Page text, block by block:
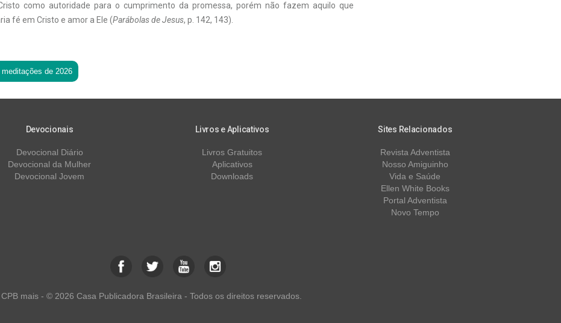
como autoridade para o cumprimento da promessa, porém não fazem aquilo que
fé em Cristo e amor a Ele (Parábolas de Jesus, p. 142, 143).
meditações de 2026
Devocionais
Devocional Diário
Devocional da Mulher
Devocional Jovem
Livros e Aplicativos
Livros Gratuitos
Aplicativos
Downloads
Sites Relacionados
Revista Adventista
Nosso Amiguinho
Vida e Saúde
Ellen White Books
Portal Adventista
Novo Tempo
CPB mais - © 2026 Casa Publicadora Brasileira - Todos os direitos reservados.